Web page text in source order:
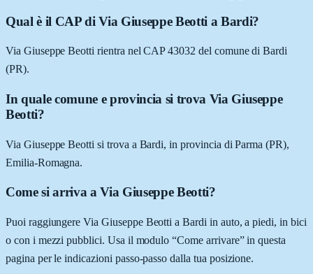
Qual è il CAP di Via Giuseppe Beotti a Bardi?
Via Giuseppe Beotti rientra nel CAP 43032 del comune di Bardi
(PR).
In quale comune e provincia si trova Via Giuseppe
Beotti?
Via Giuseppe Beotti si trova a Bardi, in provincia di Parma (PR),
Emilia-Romagna.
Come si arriva a Via Giuseppe Beotti?
Puoi raggiungere Via Giuseppe Beotti a Bardi in auto, a piedi, in bici
o con i mezzi pubblici. Usa il modulo “Come arrivare” in questa
pagina per le indicazioni passo-passo dalla tua posizione.